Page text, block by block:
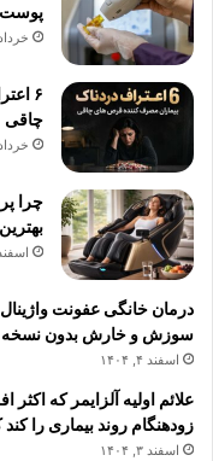
خرداد ۲۶,
۶
چاقی
خرداد ۹,
چرا
اسفند ۴,
سوزش و خارش بدون نسخه
اسفند ۴, ۱۴۰۴
علائم اولیه آلزایمر که
زودهنگام روند بیماری را کند
اسفند ۳, ۱۴۰۴